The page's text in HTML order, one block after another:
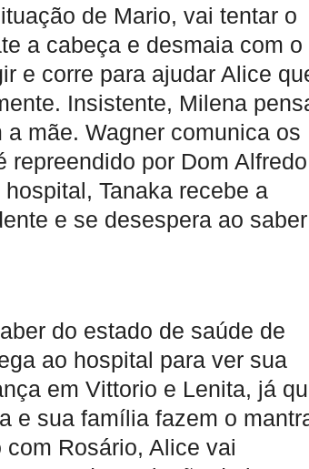
de Mario, vai tentar o
a cabeça e desmaia com o
e corre para ajudar Alice
Insistente, Milena
mãe. Wagner comunica os
por Dom
Tanaka recebe a
e se desespera ao saber
do estado de saúde de
ao hospital para ver sua
em Vittorio e Lenita, já
e sua família fazem o
Rosário, Alice vai